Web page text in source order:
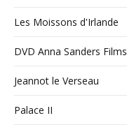
Les Moissons d'Irlande
DVD Anna Sanders Films
Jeannot le Verseau
Palace II